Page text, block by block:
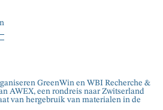
GreenWin en WBI Recherche &
AWEX, een rondreis naar Zwitserland
van hergebruik van materialen in de